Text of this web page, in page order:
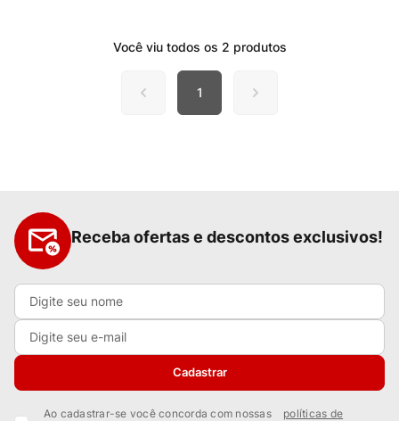
Você viu todos os 2 produtos
1
Receba ofertas e descontos exclusivos!
Cadastrar
Ao cadastrar-se você concorda com nossas
políticas de